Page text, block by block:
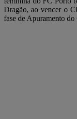
Dragão, ao vencer o
fase de Apuramento do